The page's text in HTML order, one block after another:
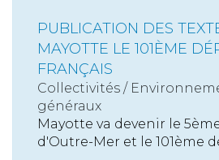
PUBLICATION DES
MAYOTTE LE 101ÈME
FRANÇAIS
Collectivités /
généraux
Mayotte va devenir le
d'Outre-Mer et le 101ème